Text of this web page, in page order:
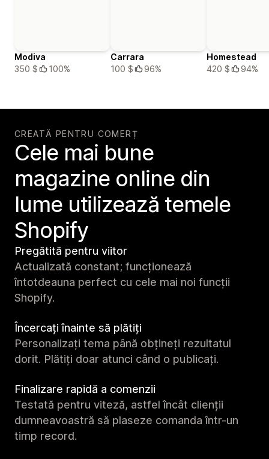
Modiva
350 $
100%
Carrara
100 $
96%
Homestead
420 $
94%
CREATĂ PENTRU COMERȚ
Cele mai bune
magazine online din
lume utilizează temele
Shopify
Pregătită pentru viitor
Actualizată constant; funcționează
întotdeauna perfect cu cele mai noi funcții
Shopify.
Încercați înainte să plătiți
Personalizați tema până obțineți rezultatul
dorit. Plătiți doar atunci când o publicați.
Finalizare rapidă a comenzii
Testată pentru viteză, astfel încât clienții
dumneavoastră să plaseze comanda într-un
timp record.